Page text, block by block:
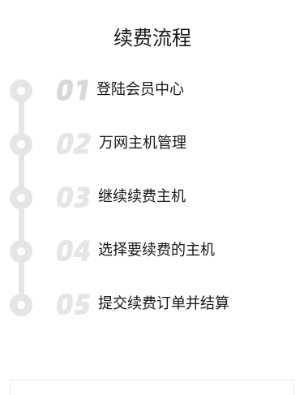
续费流程
登陆会员中心
万网主机管理
继续续费主机
选择要续费的主机
提交续费订单并结算